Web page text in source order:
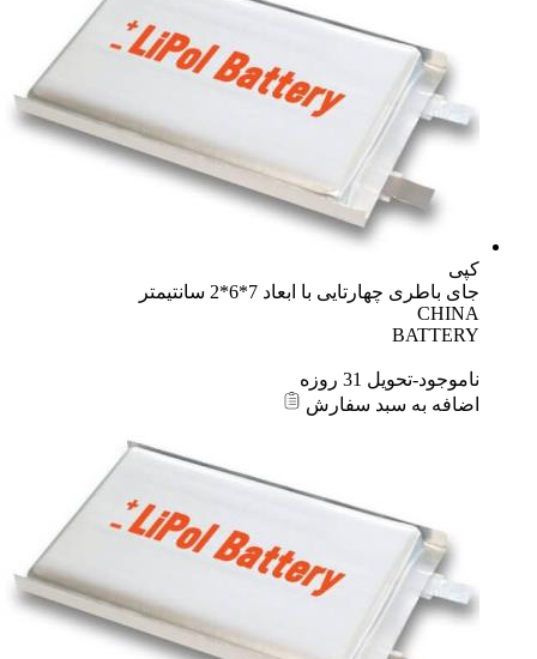
کپی
جای باطری چهارتایی با ابعاد 7*6*2 سانتیمتر
CHINA
BATTERY
ناموجود-تحویل 31 روزه
اضافه به سبد سفارش